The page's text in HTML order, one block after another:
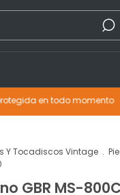
todo momento 🚚
Y Tocadiscos Vintage .
GBR MS-